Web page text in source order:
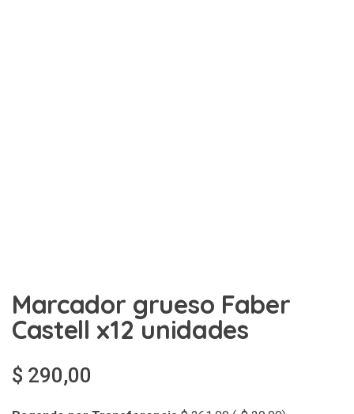
Marcador grueso Faber
Castell x12 unidades
$ 290,00